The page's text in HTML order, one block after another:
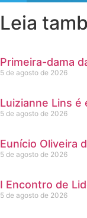
Leia
Primeira-dama
5 de agosto de 2026
Luizianne Lins é
5 de agosto de 2026
Eunício Oliveira
5 de agosto de 2026
I Encontro de
5 de agosto de 2026